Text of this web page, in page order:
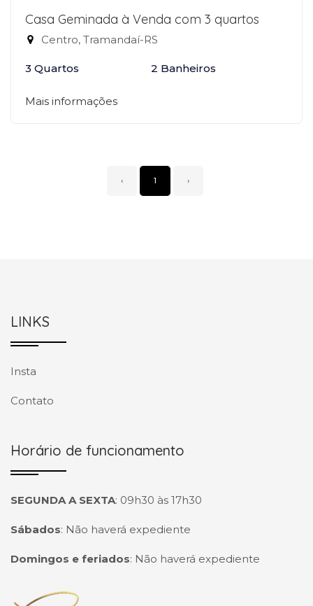
Casa Geminada à Venda com 3 quartos
Centro, Tramandaí-RS
3 Quartos 2 Banheiros
Mais informações
‹ 1 ›
LINKS
Insta
Contato
Horário de funcionamento
SEGUNDA A SEXTA: 09h30 às 17h30
Sábados: Não haverá expediente
Domingos e feriados: Não haverá expediente
Página inicial